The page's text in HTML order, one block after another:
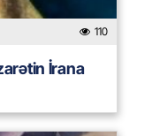
110
İrana